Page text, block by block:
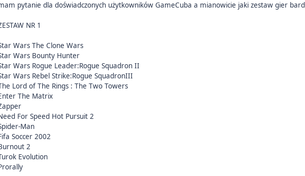
pytanie dla doświadczonych użytkowników GameCuba a mianowicie jaki zestaw gier
NR 1
Wars The Clone Wars
Wars Bounty Hunter
Wars Rogue Leader:Rogue Squadron II
Wars Rebel Strike:Rogue SquadronIII
Lord of The Rings : The Two Towers
The Matrix
For Speed Hot Pursuit 2
Man
Soccer 2002
2
Evolution